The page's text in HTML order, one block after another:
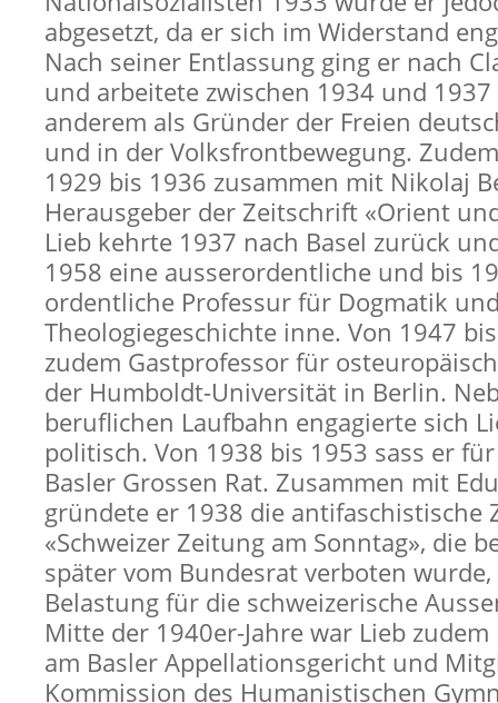
abgesetzt, da er sich im Widerstand
Nach seiner Entlassung ging er nach
und arbeitete zwischen 1934 und
anderem als Gründer der Freien
und in der Volksfrontbewegung.
1929 bis 1936 zusammen mit Nikolaj
Herausgeber der Zeitschrift «Orient
Lieb kehrte 1937 nach Basel zurück
1958 eine ausserordentliche und bis
ordentliche Professur für Dogmatik
Theologiegeschichte inne. Von 1947
zudem Gastprofessor für
der Humboldt-Universität in Berlin.
beruflichen Laufbahn engagierte sich
politisch. Von 1938 bis 1953 sass er
Basler Grossen Rat. Zusammen mit
gründete er 1938 die antifaschistische
«Schweizer Zeitung am Sonntag», die
später vom Bundesrat verboten
Belastung für die schweizerische
Mitte der 1940er-Jahre war Lieb
am Basler Appellationsgericht und
Kommission des Humanistischen